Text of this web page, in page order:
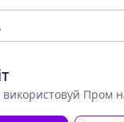
використовуй Пром